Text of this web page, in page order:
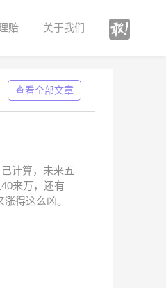
赔 关于我们
查看全部文章
计算，未来五
来万，还有
得这么凶。